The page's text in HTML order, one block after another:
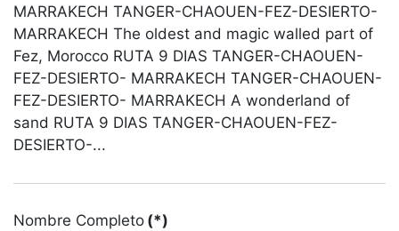
MARRAKECH TANGER-CHAOUEN-FEZ-DESIERTO-
MARRAKECH The oldest and magic walled part of
Fez, Morocco RUTA 9 DIAS TANGER-CHAOUEN-
FEZ-DESIERTO- MARRAKECH TANGER-CHAOUEN-
FEZ-DESIERTO- MARRAKECH A wonderland of
sand RUTA 9 DIAS TANGER-CHAOUEN-FEZ-
DESIERTO-...
Nombre Completo (*)